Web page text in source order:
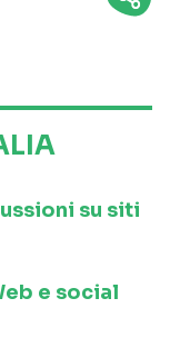
su siti
e social